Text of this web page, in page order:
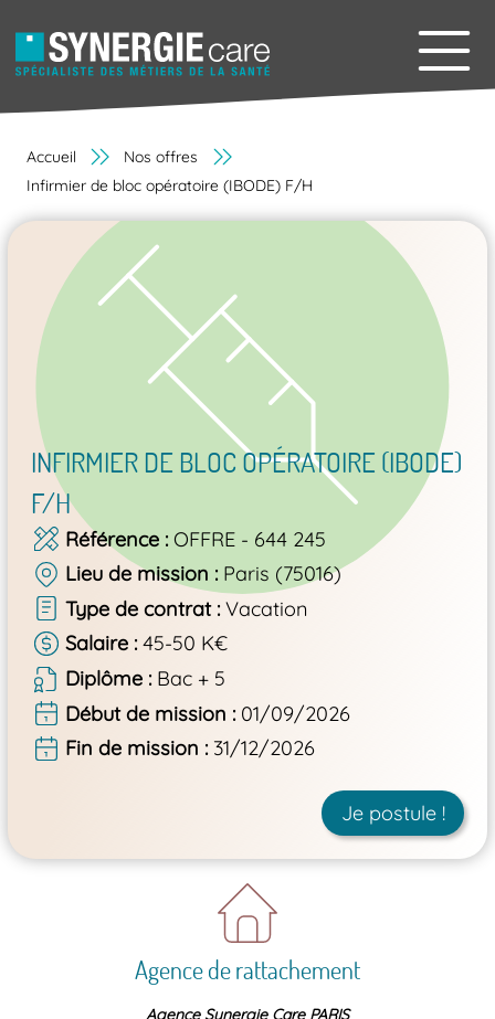
Accueil
Nos offres
Infirmier de bloc opératoire (IBODE) F/H
INFIRMIER DE BLOC OPÉRATOIRE (IBODE)
F/H
Référence OFFRE - 644 245
Lieu de mission
Paris (75016)
Type de contrat Vacation
Salaire 45-50 K€
Diplôme
Bac + 5
Début de mission
01/09/2026
Fin de mission
31/12/2026
Je postule !
Agence de rattachement
Agence Synergie Care PARIS